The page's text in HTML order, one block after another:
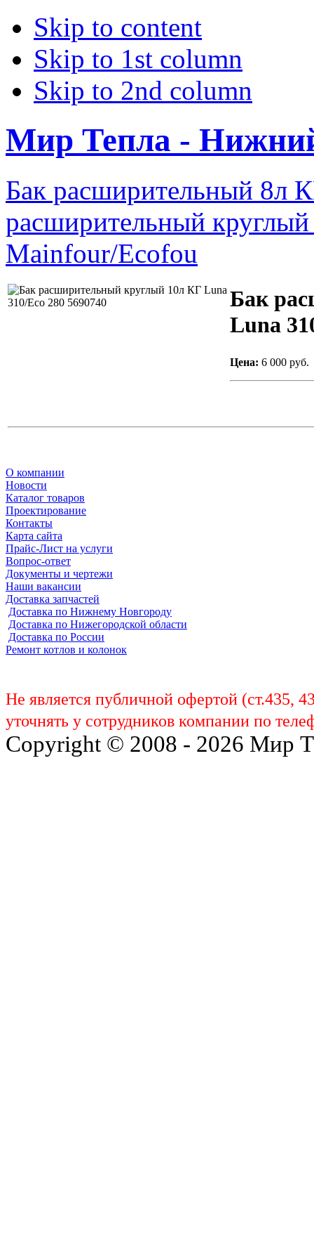
Skip to content
Skip to 1st column
Skip to 2nd column
Мир Тепла -
Бак расширительный 8л
расширительный
Мainfour/Ecofou
Бак
Luna
Цена: 6 000 руб.
О компании
Новости
Каталог товаров
Проектирование
Контакты
Карта сайта
Прайс-Лист на услуги
Вопрос-ответ
Документы и чертежи
Наши вакансии
Доставка запчастей
Доставка по Нижнему Новгороду
Доставка по Нижегородской области
Доставка по России
Ремонт котлов и колонок
Не является публичной офертой (ст.435,
уточнять у сотрудников компании по
Copyright © 2008 - 2026 Мир